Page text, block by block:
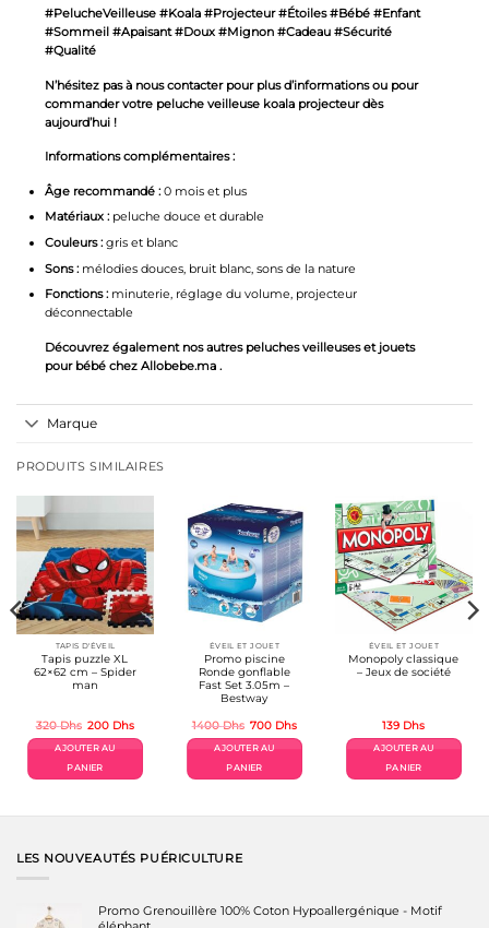
#PelucheVeilleuse #Koala #Projecteur #Étoiles #Bébé #Enfant
#Sommeil #Apaisant #Doux #Mignon #Cadeau #Sécurité
#Qualité
N’hésitez pas à nous contacter pour plus d’informations ou pour
commander votre peluche veilleuse koala projecteur dès
aujourd’hui !
Informations complémentaires :
Âge recommandé :0 mois et plus
Matériaux :peluche douce et durable
Couleurs :gris et blanc
Sons :mélodies douces, bruit blanc, sons de la nature
Fonctions :minuterie, réglage du volume, projecteur
déconnectable
Découvrez également nos autres peluches veilleuseset jouets
pour bébé chez Allobebe.ma .
Marque
PRODUITS SIMILAIRES
TAPIS D'ÉVEIL
Tapis puzzle XL
62×62 cm – Spider
man
320Dhs Le
initial
était :
320 Dhs.
200 DhsLe
actuel
AJOUTER AU
PANIER
ÉVEIL ET JOUET
Promo piscine
Ronde gonflable
Fast Set 3.05m –
Bestway
1400Dhs Le
initial
était :
1400 Dhs.
700 DhsLe
actuel
AJOUTER AU
PANIER
ÉVEIL ET JOUET
Monopoly classique
– Jeux de société
139 Dhs
AJOUTER AU
PANIER
LES NOUVEAUTÉS PUÉRICULTURE
Promo Grenouillère 100% Coton Hypoallergénique - Motif